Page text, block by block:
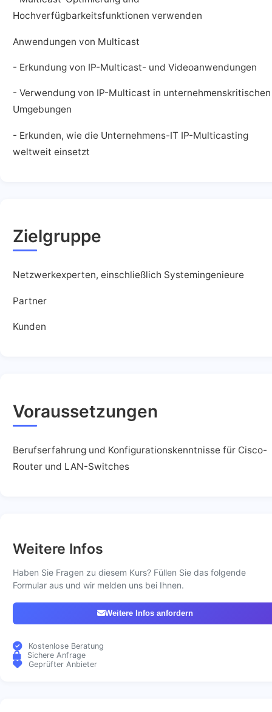
Hochverfügbarkeitsfunktionen verwenden
Anwendungen von Multicast
- Erkundung von IP-Multicast- und Videoanwendungen
- Verwendung von IP-Multicast in unternehmenskritischen
Umgebungen
- Erkunden, wie die Unternehmens-IT IP-Multicasting
weltweit einsetzt
Zielgruppe
Netzwerkexperten, einschließlich Systemingenieure
Partner
Kunden
Voraussetzungen
Berufserfahrung und Konfigurationskenntnisse für Cisco-
Router und LAN-Switches
Weitere Infos
Haben Sie Fragen zu diesem Kurs? Füllen Sie das folgende
Formular aus und wir melden uns bei Ihnen.
Weitere Infos anfordern
Kostenlose Beratung
Sichere Anfrage
Geprüfter Anbieter